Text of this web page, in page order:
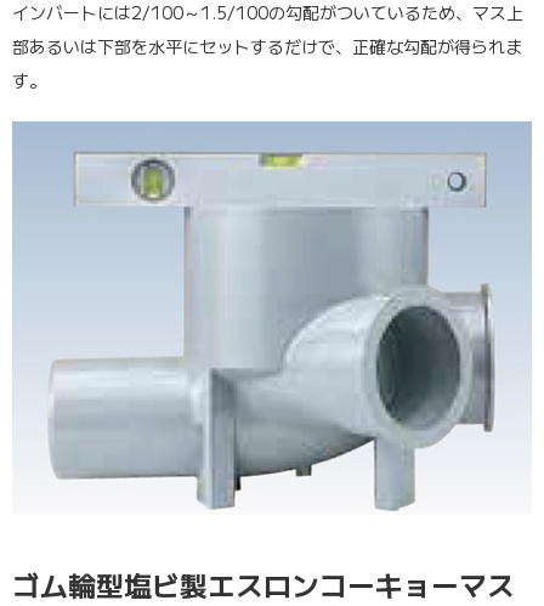
インバートには2/100～1.5/100の勾配がついているため、マス上
部あるいは下部を水平にセットするだけで、正確な勾配が得られま
す。
ゴム輪型塩ビ製エスロンコーキョーマス